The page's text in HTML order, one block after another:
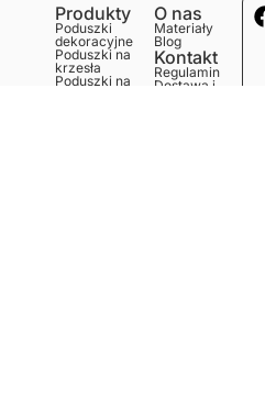
Produkty
Poduszki
dekoracyjne
Poduszki na
krzesła
Poduszki na
O nas
Materiały
Blog
Kontakt
Regulamin
Dostawa i